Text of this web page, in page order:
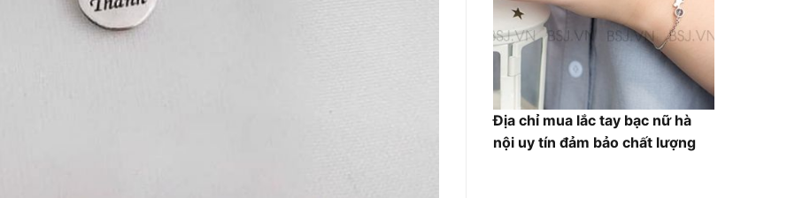
Địa chỉ mua lắc tay bạc nữ hà
nội uy tín đảm bảo chất lượng